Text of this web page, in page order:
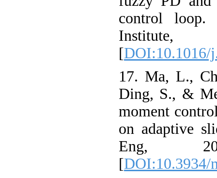
control loop.
Institute,
[DOI:10.1016/
17. Ma, L.,
Ding, S., &
moment
on adaptive
Eng,
[DOI:10.3934/